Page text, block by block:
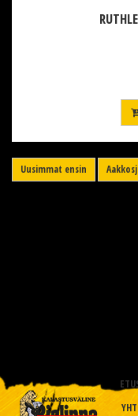
Uusimmat ensin